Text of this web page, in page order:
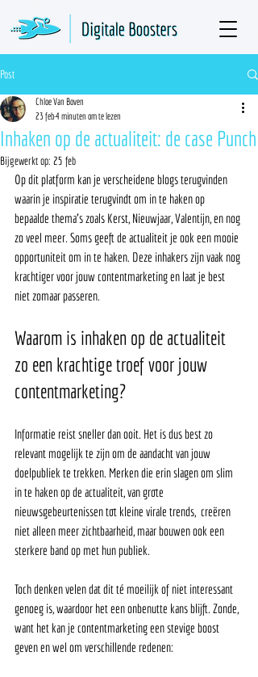
Post
Inhaken op de actualiteit: de case Punch
Chloe Van Boven
23 feb4 minuten om te lezen
Bijgewerkt op: 25 feb
Op dit platform kan je verscheidene blogs terugvinden
waarin je inspiratie terugvindt om in te haken op
bepaalde thema's zoals Kerst, Nieuwjaar, Valentijn, en nog
zo veel meer. Soms geeft de actualiteit je ook een mooie
opportuniteit om in te haken. Deze inhakers zijn vaak nog
krachtiger voor jouw contentmarketing en laat je best
niet zomaar passeren.
Waarom is inhaken op de actualiteit
zo een krachtige troef voor jouw
contentmarketing?
Informatie reist sneller dan ooit. Het is dus best zo
relevant mogelijk te zijn om de aandacht van jouw
doelpubliek te trekken. Merken die erin slagen om slim
in te haken op de actualiteit, van grote
nieuwsgebeurtenissen tot kleine virale trends,  creëren
niet alleen meer zichtbaarheid, maar bouwen ook een
sterkere band op met hun publiek.
Toch denken velen dat dit té moeilijk of niet interessant
genoeg is, waardoor het een onbenutte kans blijft. Zonde,
want het kan je contentmarketing een stevige boost
geven en wel om verschillende redenen: